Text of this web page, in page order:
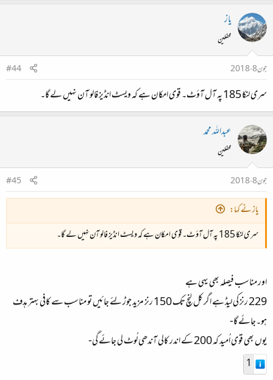
یاز
محفلین
جون 8، 2018
#44
سری لنکا 185 پہ آل آؤٹ۔ قوی امکان ہے کہ ویسٹ انڈیز فالو آن نہیں لے گا۔
عبداللہ محمد
محفلین
جون 8، 2018
#45
یاز نے کہا:
سری لنکا 185 پہ آل آؤٹ۔ قوی امکان ہے کہ ویسٹ انڈیز فالو آن نہیں لے گا۔
اور مناسب فیصلہ بھی یہی ہے
229 رنز کی لیڈ ہے اگر کل لنچ تک 150 رنز مزید جوڑ لئے جائیں تو مناسب سے کافی بہتر ہدف
ہو۔جائے گا-
یوں بھی قوی اُمید کہ 200 کے اندر کالی آندھی لُوٹ لی جائے گی-
1